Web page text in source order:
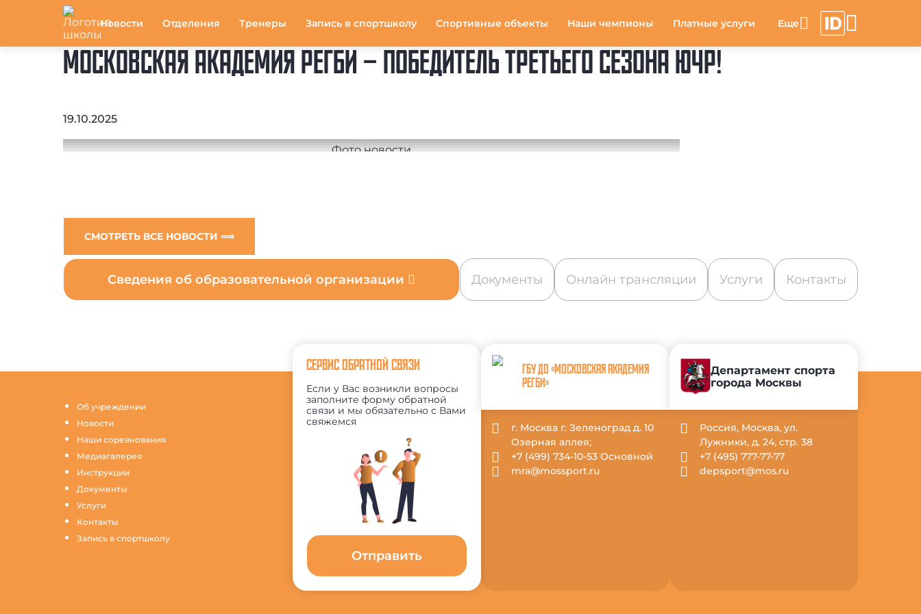
Новости Отделения Тренеры Запись в спортшколу Спортивные объекты Наши чемпионы Платные услуги
МОСКОВСКАЯ АКАДЕМИЯ РЕГБИ – ПОБЕДИТЕЛЬ ТРЕТЬЕГО СЕЗОНА ЮЧР!
19.10.2025
СМОТРЕТЬ ВСЕ НОВОСТИ ⟹
Сведения об образовательной организации Документы Онлайн трансляции Услуги Контакты
Об учреждении
Новости
Наши соревнования
Медиагалерея
Инструкции
Документы
Услуги
Контакты
Запись в спортшколу
СЕРВИС ОБРАТНОЙ СВЯЗИ
Если у Вас возникли вопросы
заполните форму обратной
связи и мы обязательно с Вами
свяжемся
Отправить
ГБУ ДО «МОСКОВСКАЯ АКАДЕМИЯ
РЕГБИ»
г. Москва г. Зеленоград д. 10
Озерная аллея;
+7 (499) 734-10-53 Основной
mra@mossport.ru
Департамент спорта
города Москвы
Россия, Москва, ул.
Лужники, д. 24, стр. 38
+7 (495) 777-77-77
depsport@mos.ru